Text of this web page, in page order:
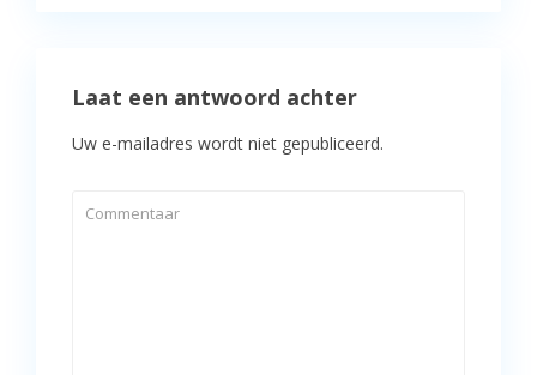
Laat een antwoord achter
Uw e-mailadres wordt niet gepubliceerd.